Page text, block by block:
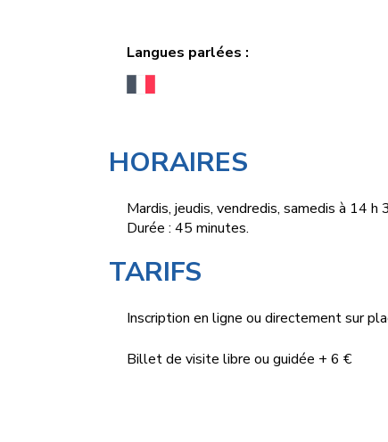
Langues parlées :
HORAIRES
Mardis, jeudis, vendredis, samedis à 14 h
Durée : 45 minutes.
TARIFS
Inscription en ligne ou directement sur
Billet de visite libre ou guidée + 6 €